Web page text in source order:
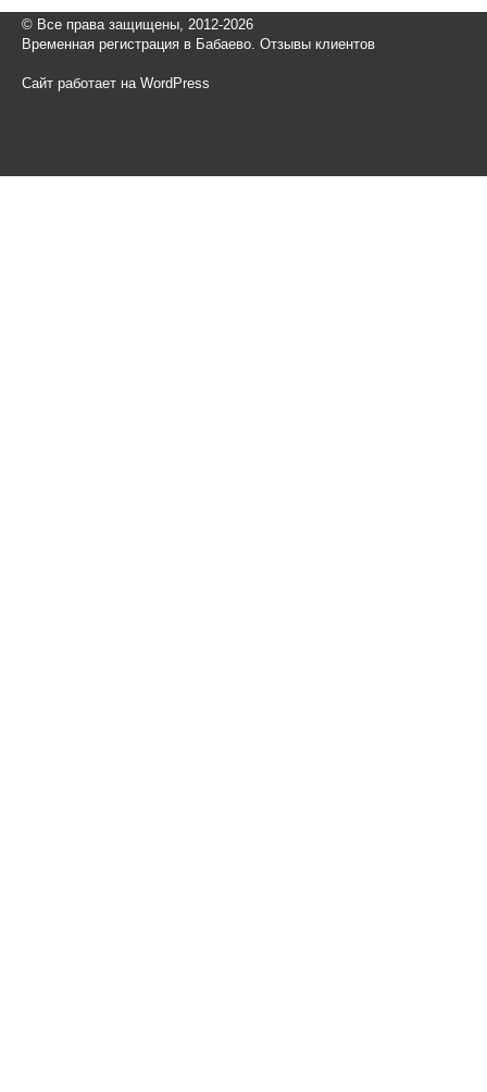
© Все права защищены, 2012-2026
Временная регистрация в Бабаево. Отзывы клиентов
Сайт работает на WordPress